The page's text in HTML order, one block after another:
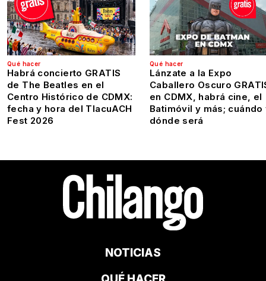
Qué hacer
Habrá concierto GRATIS
de The Beatles en el
Centro Histórico de CDMX:
fecha y hora del TlacuACH
Fest 2026
Qué hacer
Lánzate a la Expo
Caballero Oscuro
en CDMX, habrá cine, el
Batimóvil y más; cuándo
dónde será
NOTICIAS